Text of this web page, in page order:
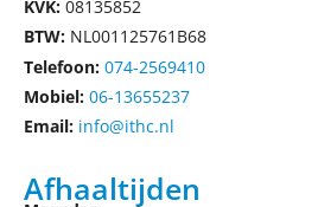
KVK: 08135852
BTW: NL001125761B68
Telefoon: 074-2569410
Mobiel: 06-13655237
Email: info@ithc.nl
Afhaaltijden